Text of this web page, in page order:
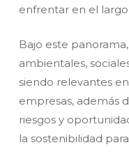
enfrentar en el
Bajo este
ambientales,
siendo relevantes
empresas, además
riesgos y
la sostenibilidad